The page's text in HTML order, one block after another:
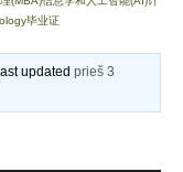
毕业证
updatedprieš 3